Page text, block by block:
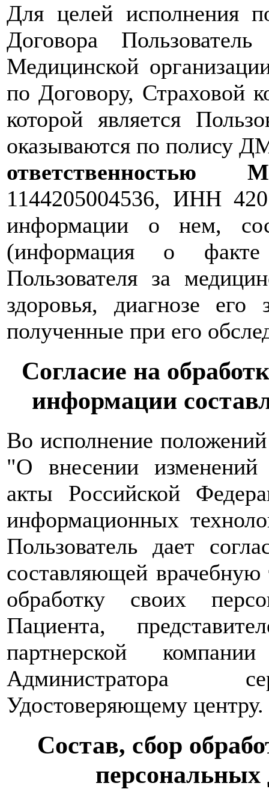
Для целей исполнения
Договора
Медицинской
по Договору, Страховой
которой является
оказываются по полису
1144205004536, ИНН
информации о нем,
(информация о
Пользователя за
здоровья, диагнозе его
полученные при его
Согласие на
информации
Во исполнение
"О внесении изменений
акты Российской
информационных
Пользователь дает
составляющей врачебную
обработку своих
Пациента,
партнерской
Администратора
Удостоверяющему центру.
Состав, сбор